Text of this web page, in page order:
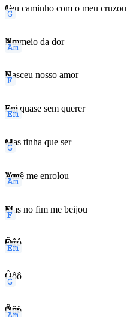
G
Teu caminho com o meu cruzou
Am
No meio da dor
F
Nasceu nosso amor
Em
Foi quase sem querer
G
Mas tinha que ser
Am
Você me enrolou
F
Mas no fim me beijou
Em
Ôôô
G
Ôôô
Am
Ôôô